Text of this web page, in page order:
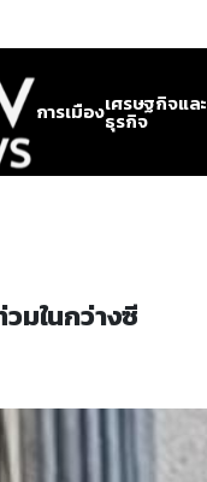
การเมืองเศรษฐกิจและ
ธุรกิจ
มในกว่างซี